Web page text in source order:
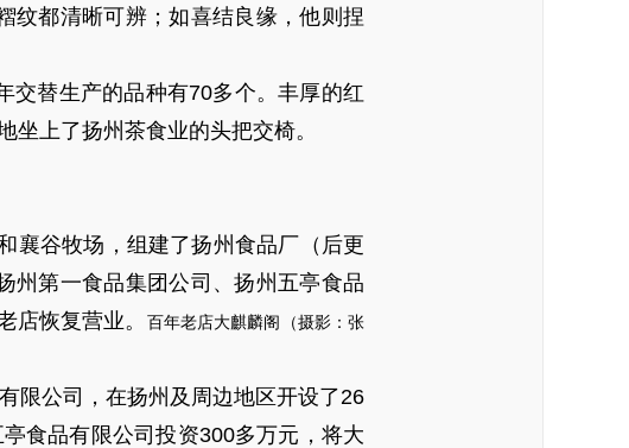
纹都清晰可辨；如喜结良缘，他则捏
交替生产的品种有70多个。丰厚的红
上了扬州茶食业的头把交椅。
襄谷牧场，组建了扬州食品厂（后更
州第一食品集团公司、扬州五亭食品
店恢复营业。
百年老店大麒麟阁（摄影：张
限公司，在扬州及周边地区开设了26
食品有限公司投资300多万元，将大